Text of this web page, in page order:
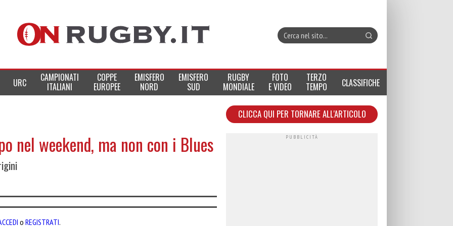
URC CAMPIONATI
ITALIANI
COPPE
EUROPEE
EMISFERO
NORD
EMISFERO
SUD
RUGBY
MONDIALE
FOTO
E VIDEO
TERZO
TEMPO CLASSIFICHE
nel weekend, ma non con i Blues
o REGISTRATI.
CLICCA QUI PER TORNARE ALL'ARTICOLO